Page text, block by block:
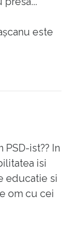
este
ROMÂN în
din partea
a avut
când
toată
ist?? In
isi
educatie si
om cu cei
primii